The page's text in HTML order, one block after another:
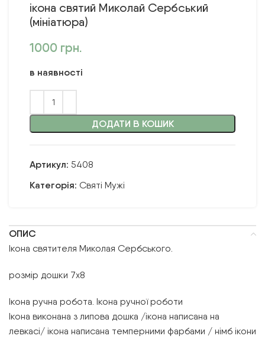
ікона святий Миколай Сербський
(мініатюра)
1000 грн.
в наявності
ДОДАТИ В КОШИК
Артикул: 5408
Категорія: Святі Мужі
ОПИС
Ікона святителя Миколая Сербського.
розмір дошки 7х8
Ікона ручна робота. Ікона ручної роботи
Ікона виконана з липова дошка /ікона написана на
левкасі/ ікона написана темперними фарбами / німб ікони